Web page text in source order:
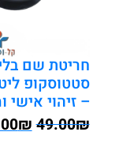
חריטת שם
סטטוסקופ
– זיהוי אישי
₪
49.00
₪